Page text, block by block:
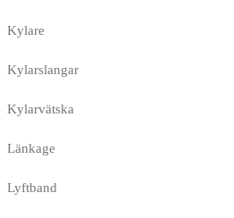
Kylare
Kylarslangar
Kylarvätska
Länkage
Lyftband